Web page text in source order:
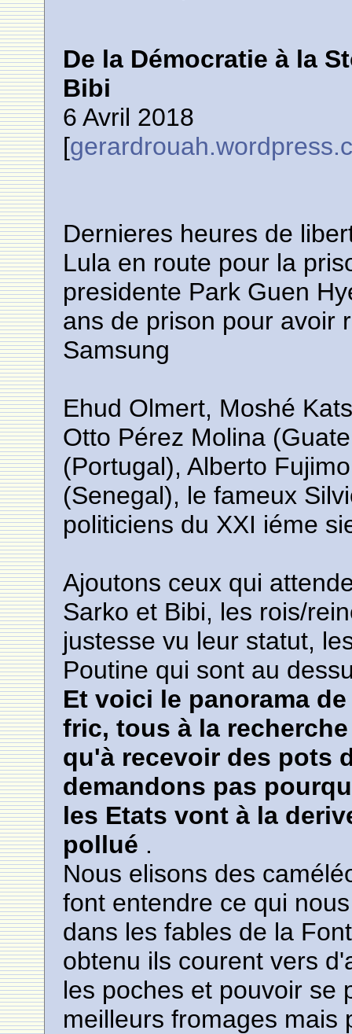
De la Démocratie à la
Bibi
6 Avril 2018
[
Dernieres heures de
Lula en route pour la
presidente Park Guen
ans de prison pour avoir
Samsung
Ehud Olmert, Moshé
Otto Pérez Molina
(Portugal), Alberto
(Senegal), le fameux
politiciens du XXI iéme
Ajoutons ceux qui
Sarko et Bibi, les rois/
justesse vu leur statut,
Poutine qui sont au
Et voici le panorama
fric, tous à la
qu'à recevoir des pots
demandons pas
les Etats vont à la
pollué .
Nous elisons des
font entendre ce qui
dans les fables de la
obtenu ils courent vers
les poches et pouvoir se
meilleurs fromages mais